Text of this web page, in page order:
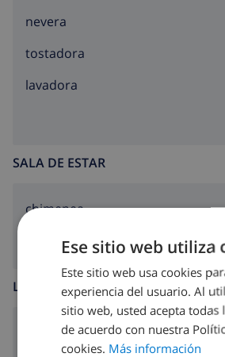
nevera
tostadora
lavadora
SALA DE ESTAR
chimenea
LOS NIÑOS SON BIENVENIDOS
Ese sitio web utiliza
Este sitio web usa cookies
experiencia del usuario. Al
sitio web, usted acepta todas
de acuerdo con nuestra
cookies. Más información